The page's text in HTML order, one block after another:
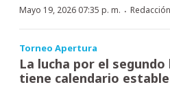
Mayo 19, 2026 07:35 p. m. ·
Torneo Apertura
La lucha por el segundo
tiene calendario